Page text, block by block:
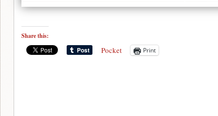
Share this:
Pocket Print